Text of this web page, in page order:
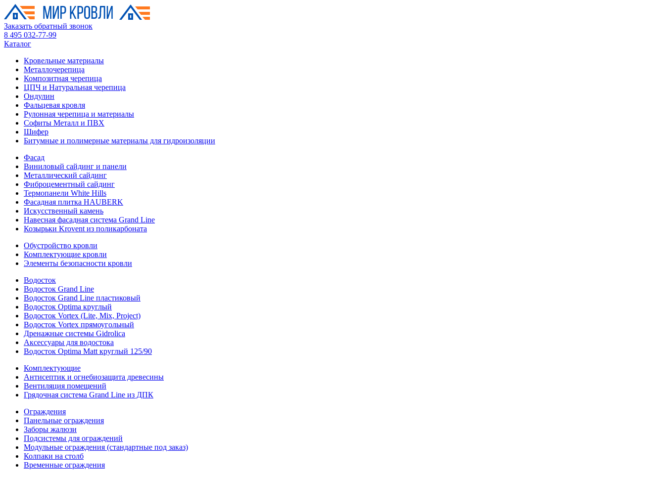
Заказать обратный звонок
8 495 032-77-99
Каталог
Кровельные материалы
Металлочерепица
Композитная черепица
ЦПЧ и Натуральная черепица
Ондулин
Фальцевая кровля
Рулонная черепица и материалы
Софиты Металл и ПВХ
Шифер
Битумные и полимерные материалы для гидроизоляции
Фасад
Виниловый сайдинг и панели
Металлический сайдинг
Фиброцементный сайдинг
Термопанели White Hills
Фасадная плитка HAUBERK
Искусственный камень
Навесная фасадная система Grand Line
Козырьки Krovent из поликарбоната
Обустройство кровли
Комплектующие кровли
Элементы безопасности кровли
Водосток
Водосток Grand Line
Водосток Grand Line пластиковый
Водосток Optima круглый
Водосток Vortex (Lite, Mix, Project)
Водосток Vortex прямоугольный
Дренажные системы Gidrolica
Аксессуары для водостока
Водосток Optima Matt круглый 125/90
Комплектующие
Антисептик и огнебиозащита древесины
Вентиляция помещений
Грядочная система Grand Line из ДПК
Ограждения
Панельные ограждения
Заборы жалюзи
Подсистемы для ограждений
Модульные ограждения (стандартные под заказ)
Колпаки на столб
Временные ограждения